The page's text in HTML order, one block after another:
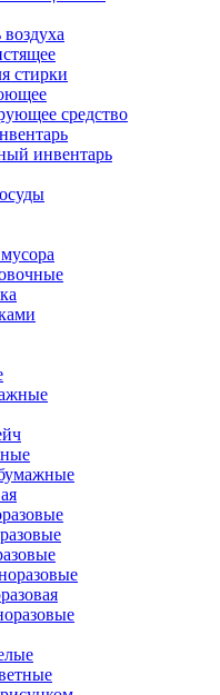
стирки
средство
инвентарь